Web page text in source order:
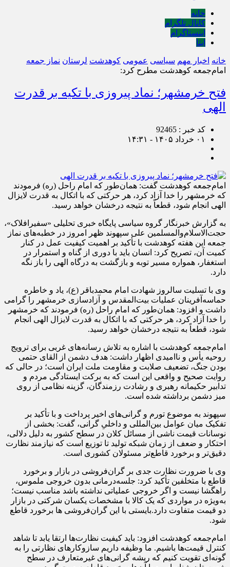
خانه
کانال تلگرام
اینستاگرام
ایتا
خانه اخبار مهم سیاسی عمومی کوهدشت لرستان نماز جمعه
امام‌جمعه کوهدشت مطرح کرد:
فتح خرمشهر؛ نماد پیروزی با تکیه بر قدرت
الهی
کد خبر : 92465
۰۱ خرداد ۱۴۰۵ - ۱۴:۳۱
امام‌جمعه کوهدشت گفت: همان‌طور که امام راحل (ره) فرمودند
که خرمشهر را خدا آزاد کرد، هر حرکتی که با اتکال به قدرت لایزال
الهی انجام شود، قطعاً به نتیجه درخشان خواهد رسید.
به گزارش خبرنگار گروه سیاسی پایگاه خبری تحلیلی «سفیرافلاک»،
حجت‌الاسلام‌والمسلمین علی سپهوند ظهر امروز در خطبه‌های نماز
جمعه این هفته کوهدشت با تأکید بر اهمیت کیفیت عمل در کنار
کمیت آن، تصریح کرد: انسان باید با دوری از گناه و استمرار در
استغفار، همواره مسیر توبه و بازگشت به درگاه الهی را باز نگه
دارد.
وی با تسلیت سالروز شهادت امام محمدباقر (ع)، یاد و خاطره
حماسه‌آفرینان عملیات بیت‌المقدس و آزادسازی خرمشهر را گرامی
داشت و افزود: همان‌طور که امام راحل (ره) فرمودند که خرمشهر
را خدا آزاد کرد، هر حرکتی که با اتکال به قدرت لایزال الهی انجام
شود، قطعاً به نتیجه درخشان خواهد رسید.
امام‌جمعه کوهدشت با اشاره به تلاش رسانه‌های غربی برای ترویج
روحیه یأس و ناامیدی اظهار داشت: هدف دشمن از القای حتمی
بودن جنگ، تضعیف صلابت و مقاومت ملت ایران است؛ در حالی که
روایت صحیح و واقعی این است که به برکت ایستادگی مردم و
تدابیر حکیمانه رهبری و رشادت رزمندگان، گزینه نظامی از روی
میز دشمن برداشته شده است.
سپهوند به موضوع تورم و گرانی‌های اخیر پرداخت و با تأکید بر
تفکیک میان عوامل بین‌المللی و داخلیِ گرانی، گفت: بخشی از
نوسانات قیمت ناشی از مسائل کلان در سطح کشور به دلیل دلالی،
احتکار و ضعف از زمان شبکه تولید تا توزیع است که نیازمند نظارت
دقیق‌تر و برخورد قاطع‌تر مسئولان کشوری است.
وی با ضرورت نظارت جدی بر گران‌فروشی در بازار و برخورد
قاطع با متخلفین تأکید کرد: جلسه‌درمانی بدون خروجی ملموس،
راهگشا نیست و اگر خروجی عملیاتی نداشته باشد مناسب نیست؛
به‌ویژه در مواردی که یک کالا با مشخصات یکسان شرکتی در بازار
دو قیمت متفاوت دارد.بایستی با این گران‌فروشی ها برخورد قاطع
شود.
امام‌جمعه کوهدشت افزود: باید کیفیت نظارت‌ها ارتقا یابد تا شاهد
کنترل قیمت‌ها باشیم. ما وظیفه داریم سازوکارهای نظارتی را به
گونه‌ای تقویت کنیم که ریشه گرانی‌های غیرمتعارف در سطح